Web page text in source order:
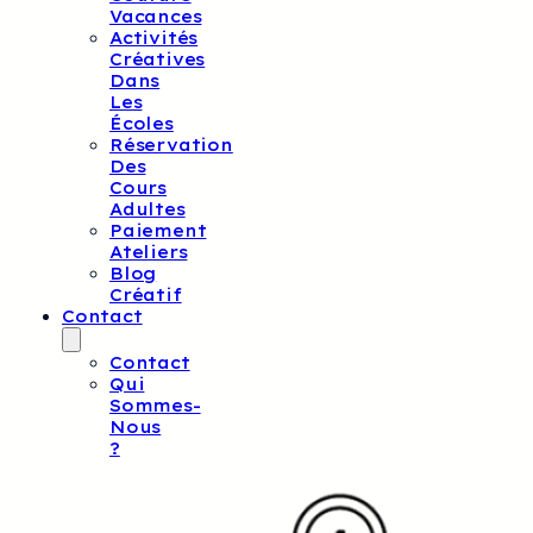
Vacances
Activités
Créatives
Dans
Les
Écoles
Réservation
Des
Cours
Adultes
Paiement
Ateliers
Blog
Créatif
Contact
Contact
Qui
Sommes-
Nous
?